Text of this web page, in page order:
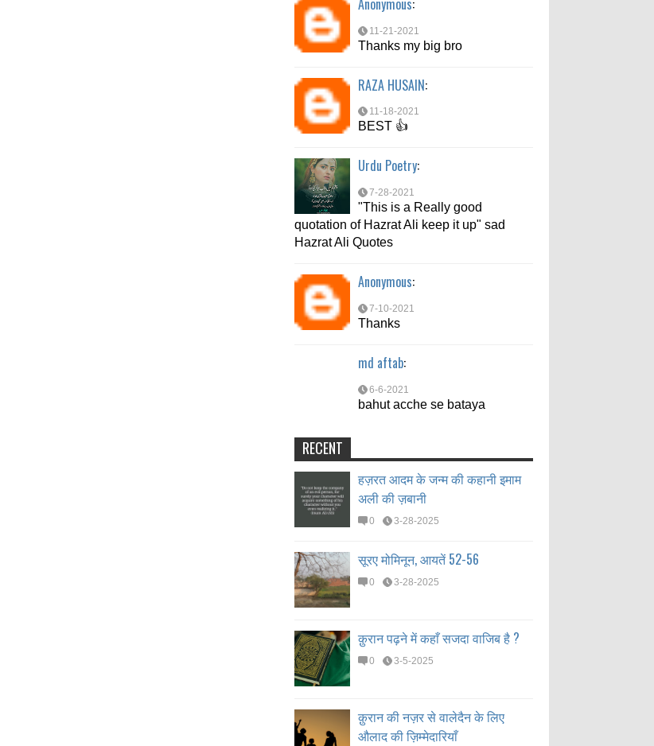
7-10-2021
6-6-2021
bahut acche se bataya
Anonymous:
11-21-2021
Thanks my big bro
RAZA HUSAIN:
11-18-2021
BEST 👍
Urdu Poetry:
7-28-2021
"This is a Really good
quotation of Hazrat Ali keep it up" sad
Hazrat Ali Quotes
Anonymous:
7-10-2021
Thanks
md aftab:
6-6-2021
bahut acche se bataya
RECENT
हज़रत आदम के जन्म की कहानी इमाम
अली की ज़बानी
0 3-28-2025
सूरए मोमिनून, आयतें 52-56
0 3-28-2025
क़ुरान पढ़ने में कहाँ सजदा वाजिब है ?
0 3-5-2025
क़ुरान की नज़र से वालेदैन के लिए
औलाद की ज़िम्मेदारियाँ